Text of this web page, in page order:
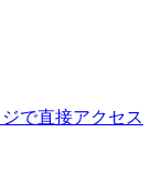
で直接アクセス